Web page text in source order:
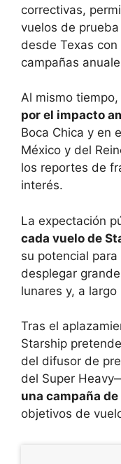
correctivas,
vuelos de
desde Texas
campañas
Al mismo tiempo,
por el impacto
Boca Chica y en
México y del
los reportes de
interés.
La expectación
cada vuelo de
su potencial
desplegar
lunares y, a
Tras el
Starship
del difusor de
del Super
una campaña
objetivos de